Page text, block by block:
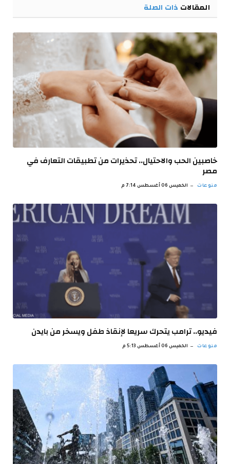
المقالات ذات الصلة
خاصبين الحب والاحتيال.. تحذيرات من تطبيقات التعارف في
مصر
منوعات الخميس 06 أغسطس 7:14 م
فيديو.. ترامب يتحرك سريعا لإنقاذ طفل ويسخر من بايدن
منوعات الخميس 06 أغسطس 5:13 م